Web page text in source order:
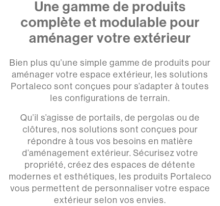
Une gamme de produits
complète et modulable pour
aménager votre extérieur
Bien plus qu’une simple gamme de produits pour
aménager votre espace extérieur, les solutions
Portaleco sont conçues pour s’adapter à toutes
les configurations de terrain.
Qu’il s’agisse de portails, de pergolas ou de
clôtures, nos solutions sont conçues pour
répondre à tous vos besoins en matière
d’aménagement extérieur. Sécurisez votre
propriété, créez des espaces de détente
modernes et esthétiques, les produits Portaleco
vous permettent de personnaliser votre espace
extérieur selon vos envies.